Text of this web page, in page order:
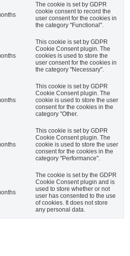
The cookie is set by GDPR
cookie consent to record the
user consent for the cookies in
the category "Functional".
This cookie is set by GDPR
Cookie Consent plugin. The
cookies is used to store the
user consent for the cookies in
the category "Necessary".
This cookie is set by GDPR
Cookie Consent plugin. The
cookie is used to store the user
consent for the cookies in the
category "Other.
This cookie is set by GDPR
Cookie Consent plugin. The
cookie is used to store the user
consent for the cookies in the
category "Performance".
The cookie is set by the GDPR
Cookie Consent plugin and is
used to store whether or not
user has consented to the use
of cookies. It does not store
any personal data.